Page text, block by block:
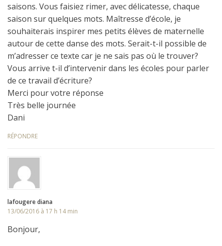
saisons. Vous faisiez rimer, avec délicatesse, chaque
saison sur quelques mots. Maîtresse d’école, je
souhaiterais inspirer mes petits élèves de maternelle
autour de cette danse des mots. Serait-t-il possible de
m’adresser ce texte car je ne sais pas où le trouver?
Vous arrive t-il d’intervenir dans les écoles pour parler
de ce travail d’écriture?
Merci pour votre réponse
Très belle journée
Dani
RÉPONDRE
lafougere diana
13/06/2016 à 17 h 14 min
Bonjour,